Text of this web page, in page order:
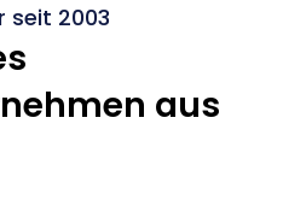
seit 2003
aus